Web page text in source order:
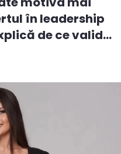
în leadership
de ce valid...